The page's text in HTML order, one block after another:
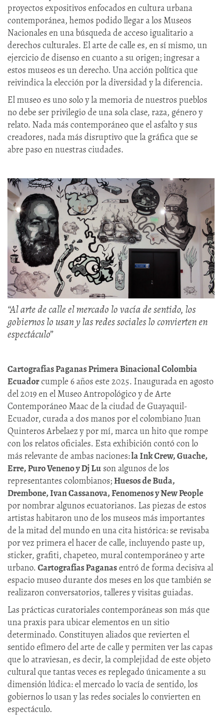
proyectos expositivos enfocados en cultura urbana
contemporánea, hemos podido llegar a los Museos
Nacionales en una búsqueda de acceso igualitario a
derechos culturales. El arte de calle es, en sí mismo, un
ejercicio de disenso en cuanto a su origen; ingresar a
estos museos es un derecho. Una acción política que
reivindica la elección por la diversidad y la diferencia.
El museo es uno solo y la memoria de nuestros pueblos
no debe ser privilegio de una sola clase, raza, género y
relato. Nada más contemporáneo que el asfalto y sus
creadores, nada más disruptivo que la gráfica que se
abre paso en nuestras ciudades.
“Al arte de calle el mercado lo vacía de sentido, los
gobiernos lo usan y las redes sociales lo convierten en
espectáculo”
Cartografías Paganas Primera Binacional Colombia
Ecuadorcumple 6 años este 2025. Inaugurada en agosto
del 2019 en el Museo Antropológico y de Arte
Contemporáneo Maac de la ciudad de Guayaquil-
Ecuador, curada a dos manos por el colombiano Juan
Quinteros Arbelaez y por mí, marca un hito que rompe
con los relatos oficiales. Esta exhibición contó con lo
más relevante de ambas naciones:la Ink Crew, Guache,
Erre, Puro Veneno y Dj Lu son algunos de los
representantes colombianos;Huesos de Buda,
Drembone, Ivan Cassanova, Fenomenos y New People
por nombrar algunos ecuatorianos. Las piezas de estos
artistas habitaron uno de los museos más importantes
de la mitad del mundo en una cita histórica: se revisaba
por vez primera el hacer de calle, incluyendo paste up,
sticker, grafiti, chapeteo, mural contemporáneo y arte
urbano. Cartografías Paganasentró de forma decisiva al
espacio museo durante dos meses en los que también se
realizaron conversatorios, talleres y visitas guiadas.
Las prácticas curatoriales contemporáneas son más que
una praxis para ubicar elementos en un sitio
determinado. Constituyen aliados que revierten el
sentido efímero del arte de calle y permiten ver las capas
que lo atraviesan, es decir, la complejidad de este objeto
cultural que tantas veces es replegado únicamente a su
dimensión lúdica: el mercado lo vacía de sentido, los
gobiernos lo usan y las redes sociales lo convierten en
espectáculo.